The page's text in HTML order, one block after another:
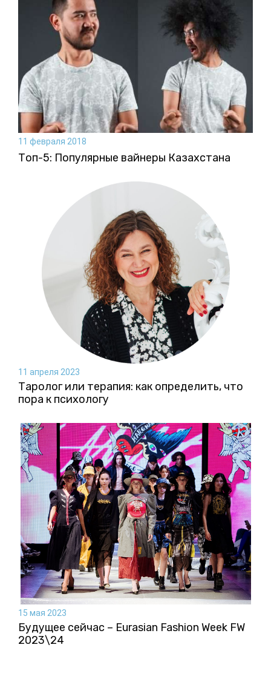
11 февраля 2018
Топ-5: Популярные вайнеры Казахстана
11 апреля 2023
Таролог или терапия: как определить, что
пора к психологу
15 мая 2023
Будущее сейчас – Eurasian Fashion Week FW
2023\24